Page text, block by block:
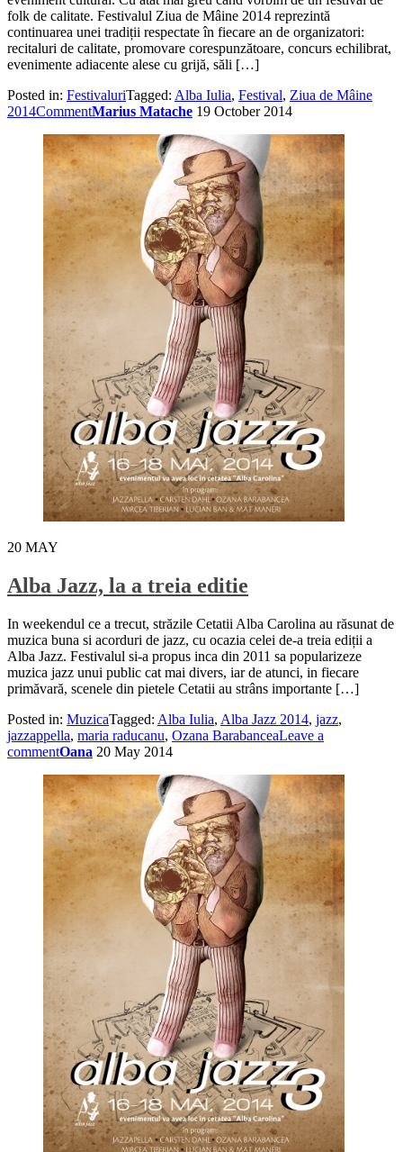
folk de calitate. Festivalul Ziua de Mâine 2014 reprezintă
continuarea unei tradiții respectate în fiecare an de organizatori:
recitaluri de calitate, promovare corespunzătoare, concurs echilibrat,
evenimente adiacente alese cu grijă, săli […]
Posted in: FestivaluriTagged: Alba Iulia, Festival, Ziua de Mâine
2014CommentMarius Matache 19 October 2014
20 MAY
Alba Jazz, la a treia editie
In weekendul ce a trecut, străzile Cetatii Alba Carolina au răsunat de
muzica buna si acorduri de jazz, cu ocazia celei de-a treia ediții a
Alba Jazz. Festivalul si-a propus inca din 2011 sa popularizeze
muzica jazz unui public cat mai divers, iar de atunci, in fiecare
primăvară, scenele din pietele Cetatii au strâns importante […]
Posted in: MuzicaTagged: Alba Iulia, Alba Jazz 2014, jazz,
jazzappella, maria raducanu, Ozana BarabanceaLeave a
commentOana 20 May 2014